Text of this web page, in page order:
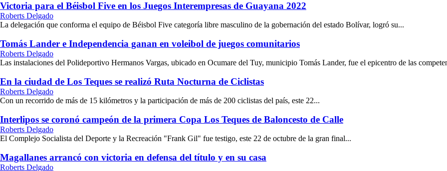
Victoria para el Béisbol Five en los Juegos Interempresas de Guayana 2022
Roberts Delgado
La delegación que conforma el equipo de Béisbol Five categoría libre masculino de la gobernación del estado Bolívar, logró su...
Tomás Lander e Independencia ganan en voleibol de juegos comunitarios
Roberts Delgado
Las instalaciones del Polideportivo Hermanos Vargas, ubicado en Ocumare del Tuy, municipio Tomás Lander, fue el epicentro de las
En la ciudad de Los Teques se realizó Ruta Nocturna de Ciclistas
Roberts Delgado
Con un recorrido de más de 15 kilómetros y la participación de más de 200 ciclistas del país, este 22...
Interlipos se coronó campeón de la primera Copa Los Teques de Baloncesto de Calle
Roberts Delgado
El Complejo Socialista del Deporte y la Recreación "Frank Gil" fue testigo, este 22 de octubre de la gran final...
Magallanes arrancó con victoria en defensa del título y en su casa
Roberts Delgado